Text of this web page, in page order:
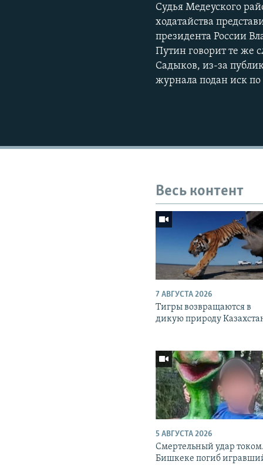
Судья Медеуского
ходатайства
президента России
Путин говорит те же
Садыков, из-за
журнала подан иск
Весь контент
7 АВГУСТА 2026
Тигры возвращаются в
дикую природу
5 АВГУСТА 2026
Смертельный удар
Бишкеке погиб